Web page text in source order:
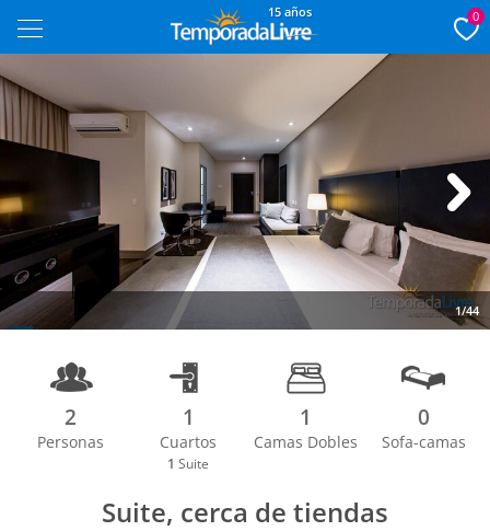
15 años 0
1/44
Next
2
Personas
1
Cuartos
1 Suite
1
Camas Dobles
0
Sofa-camas
Suite, cerca de tiendas